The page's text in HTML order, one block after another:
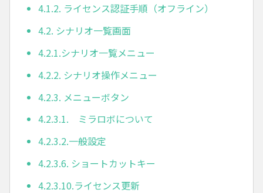
4.1.2. ライセンス認証手順（オフライン）
4.2. シナリオ一覧画面
4.2.1.シナリオ一覧メニュー
4.2.2. シナリオ操作メニュー
4.2.3. メニューボタン
4.2.3.1. ミラロボについて
4.2.3.2.一般設定
4.2.3.6. ショートカットキー
4.2.3.10.ライセンス更新